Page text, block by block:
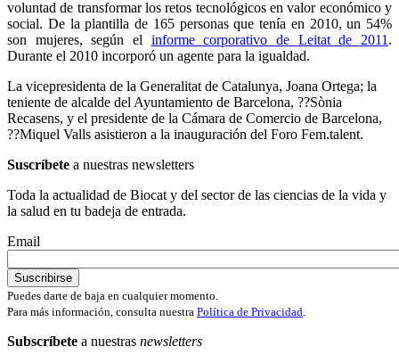
voluntad de transformar los retos tecnológicos en valor económico y
social. De la plantilla de 165 personas que tenía en 2010, un 54%
son mujeres, según el informe corporativo de Leitat de 2011.
Durante el 2010 incorporó un agente para la igualdad.
La vicepresidenta de la Generalitat de Catalunya, Joana Ortega; la
teniente de alcalde del Ayuntamiento de Barcelona, ??Sònia
Recasens, y el presidente de la Cámara de Comercio de Barcelona,
??Miquel Valls asistieron a la inauguración del Foro Fem.talent.
Suscríbete a nuestras newsletters
Toda la actualidad de Biocat y del sector de las ciencias de la vida y
la salud en tu badeja de entrada.
Email
Puedes darte de baja en cualquier momento.
Para más información, consulta nuestra Política de Privacidad.
Subscríbete a nuestras newsletters